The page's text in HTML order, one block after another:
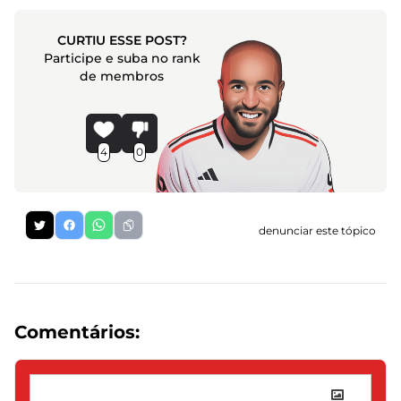
CURTIU ESSE POST?
Participe e suba no rank
de membros
4 0
denunciar este tópico
Comentários: